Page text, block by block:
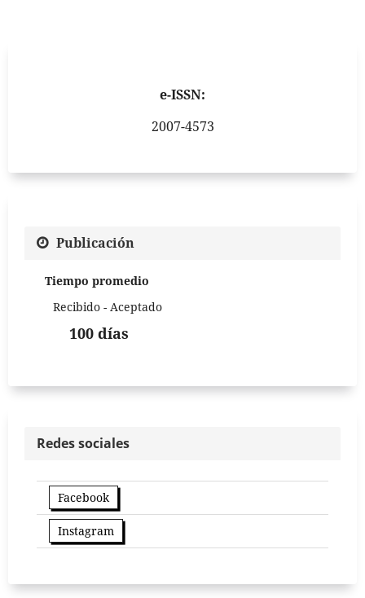
e-ISSN:
2007-4573
Publicación
Tiempo promedio
Recibido - Aceptado
100 días
Redes sociales
Facebook
Instagram